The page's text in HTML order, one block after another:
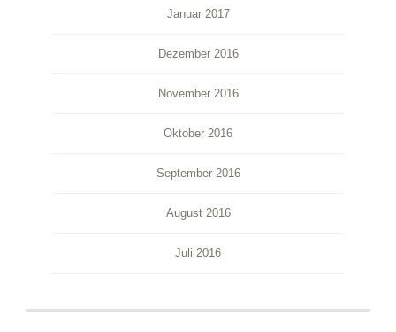
Januar 2017
Dezember 2016
November 2016
Oktober 2016
September 2016
August 2016
Juli 2016